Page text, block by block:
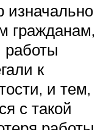
гражданам,
работы
к
и тем,
с такой